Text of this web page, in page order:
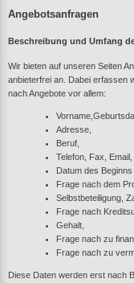
Angebotsanfragen
Beschreibung und Umfang
Wir bieten auf unseren Seiten
anbieterfrei an. Dabei erfassen
nach Angebote vor allem:
Adresse,
Beruf,
Telefon, Fax, Email,
Datum des Beginns
Frage nach dem
Selbstbeteiligung,
Frage nach
Gehalt,
Frage nach zu
Frage nach zu
Diese Daten werden erst nach